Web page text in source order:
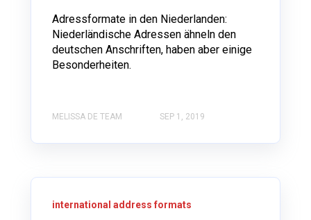
Adressformate in den Niederlanden:
Niederländische Adressen ähneln den
deutschen Anschriften, haben aber einige
Besonderheiten.
MELISSA DE TEAM SEP 1, 2019
international address formats